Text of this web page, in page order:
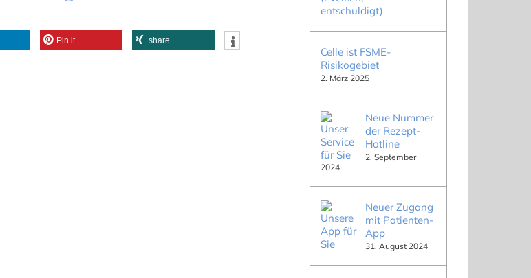
Pin it share
Celle ist FSME-
Risikogebiet
2. März 2025
Neue Nummer
der Rezept-
Hotline
2. September
2024
Neuer Zugang
mit Patienten-
App
31. August 2024